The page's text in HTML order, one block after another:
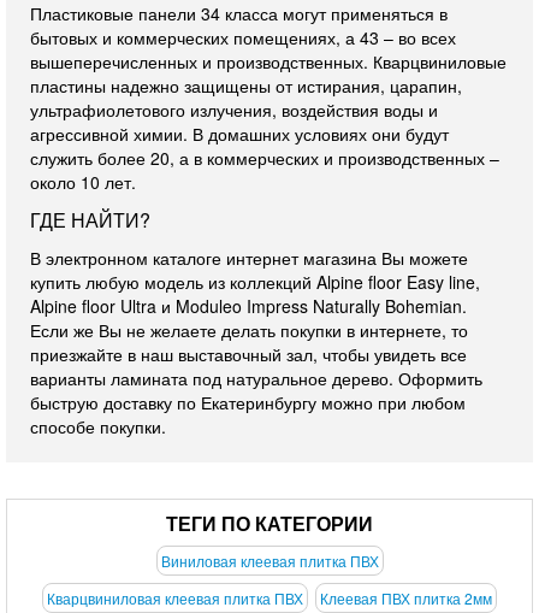
Пластиковые панели 34 класса могут применяться в
бытовых и коммерческих помещениях, а 43 – во всех
вышеперечисленных и производственных. Кварцвиниловые
пластины надежно защищены от истирания, царапин,
ультрафиолетового излучения, воздействия воды и
агрессивной химии. В домашних условиях они будут
служить более 20, а в коммерческих и производственных –
около 10 лет.
ГДЕ НАЙТИ?
В электронном каталоге интернет магазина Вы можете
купить любую модель из коллекций Alpine floor Easy line,
Alpine floor Ultra и Moduleo Impress Naturally Bohemian.
Если же Вы не желаете делать покупки в интернете, то
приезжайте в наш выставочный зал, чтобы увидеть все
варианты ламината под натуральное дерево. Оформить
быструю доставку по Екатеринбургу можно при любом
способе покупки.
ТЕГИ ПО КАТЕГОРИИ
Виниловая клеевая плитка ПВХ
Кварцвиниловая клеевая плитка ПВХ
Клеевая ПВХ плитка 2мм